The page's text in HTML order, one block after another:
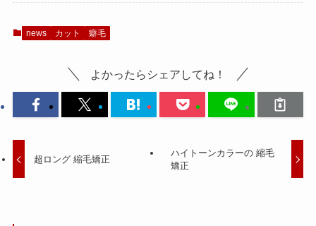
news カット 癖毛
よかったらシェアしてね！
超ロング 縮毛矯正
ハイトーンカラーの 縮毛
矯正